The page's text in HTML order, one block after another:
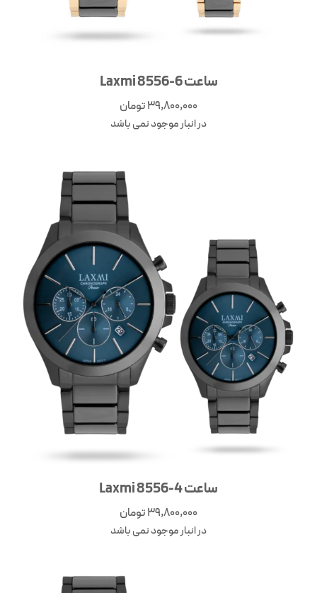
ساعت Laxmi 8556-6
39,800,000تومان
در انبار موجود نمی باشد
ساعت Laxmi 8556-4
39,800,000تومان
در انبار موجود نمی باشد